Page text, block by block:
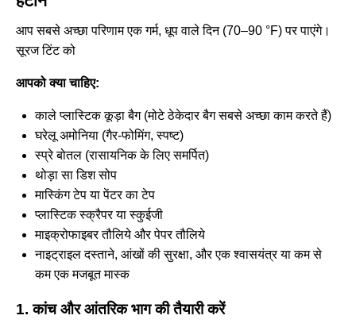
आप सबसे अच्छा परिणाम एक गर्म, धूप वाले दिन (70–90 °F) पर पाएंगे।
सूरज टिंट को
आपको क्या चाहिए:
काले प्लास्टिक कूड़ा बैग (मोटे ठेकेदार बैग सबसे अच्छा काम करते हैं)
घरेलू अमोनिया (गैर-फोमिंग, स्पष्ट)
स्प्रे बोतल (रासायनिक के लिए समर्पित)
थोड़ा सा डिश सोप
मास्किंग टेप या पेंटर का टेप
प्लास्टिक स्क्रैपर या स्कुईजी
माइक्रोफाइबर तौलिये और पेपर तौलिये
नाइट्राइल दस्ताने, आंखों की सुरक्षा, और एक श्वासयंत्र या कम से
कम एक मजबूत मास्क
1. कांच और आंतरिक भाग की तैयारी करें